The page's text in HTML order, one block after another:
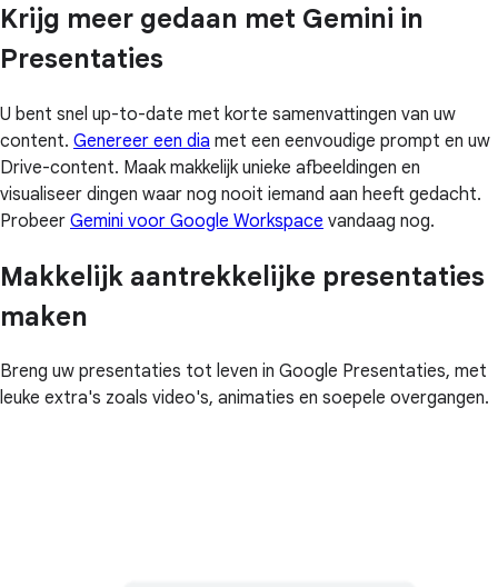
Krijg meer gedaan met Gemini in
Presentaties
U bent snel up-to-date met korte samenvattingen van uw
content. Genereer een dia met een eenvoudige prompt en uw
Drive-content. Maak makkelijk unieke afbeeldingen en
visualiseer dingen waar nog nooit iemand aan heeft gedacht.
Probeer Gemini voor Google Workspace vandaag nog.
Makkelijk aantrekkelijke presentaties
maken
Breng uw presentaties tot leven in Google Presentaties, met
leuke extra's zoals video's, animaties en soepele overgangen.